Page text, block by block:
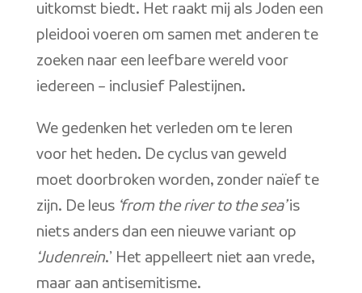
uitkomst biedt. Het raakt mij als Joden een
pleidooi voeren om samen met anderen te
zoeken naar een leefbare wereld voor
iedereen – inclusief Palestijnen.
We gedenken het verleden om te leren
voor het heden. De cyclus van geweld
moet doorbroken worden, zonder naïef te
zijn. De leus ‘from the river to the sea’is
niets anders dan een nieuwe variant op
‘Judenrein.’ Het appelleert niet aan vrede,
maar aan antisemitisme.